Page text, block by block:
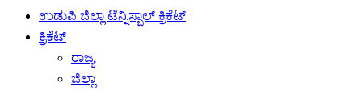
ಉಡುಪಿ ಜಿಲ್ಲಾ ಟೆನ್ನಿಸ್ಬಾಲ್ ಕ್ರಿಕೆಟ್
ಕ್ರಿಕೆಟ್
ರಾಜ್ಯ
ಜಿಲ್ಲಾ